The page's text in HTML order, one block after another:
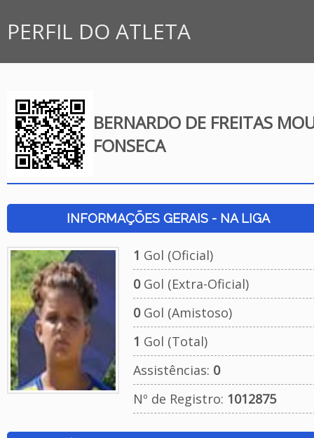
PERFIL DO ATLETA
BERNARDO DE FREITAS
FONSECA
INFORMAÇÕES GERAIS - NA LIGA
1 Gol (Oficial)
0Gol (Extra-Oficial)
0Gol (Amistoso)
1 Gol (Total)
Assistências: 0
Nº de Registro: 1012875